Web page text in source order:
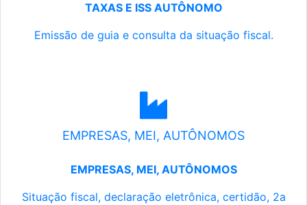
TAXAS E ISS AUTÔNOMO
Emissão de guia e consulta da situação fiscal.
EMPRESAS, MEI, AUTÔNOMOS
EMPRESAS, MEI, AUTÔNOMOS
Situação fiscal, declaração eletrônica, certidão, 2a